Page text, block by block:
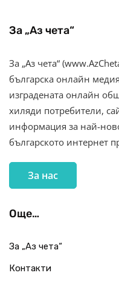
За „Аз чета“
За „Аз чета“
българска онлайн
изградената онлайн
хиляди потребители,
информация за най-
българското интернет
За нас
Още…
За „Аз чета“
Контакти